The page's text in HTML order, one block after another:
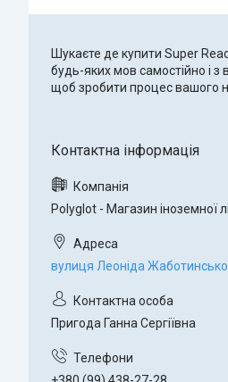
Шукаєте де купити Super
будь-яких мов самостійно і
щоб зробити процес вашого
Polyglot - Магазин іноземної
вулиця Леоніда
Пригода Ганна Сергіївна